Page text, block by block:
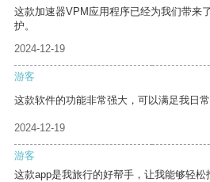
这款加速器VPM应用程序已经为我们带来
护。
2024-12-19
游客
这款软件的功能非常强大，可以满足我日常
2024-12-19
游客
这款app是我旅行的好帮手，让我能够轻